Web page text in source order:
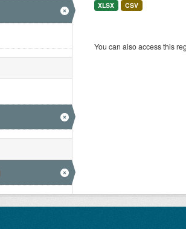
XLSX CSV
You can also access this